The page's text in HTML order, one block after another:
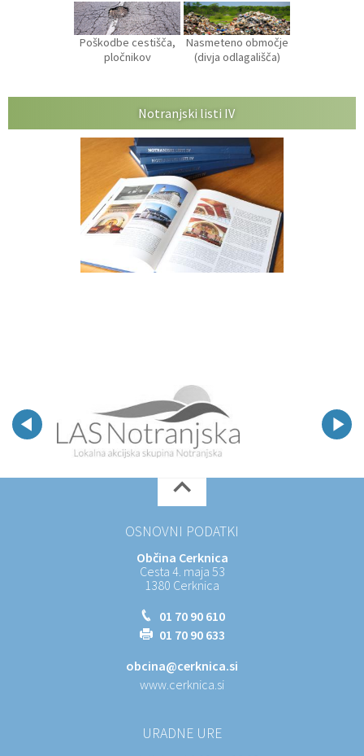
Poškodbe cestišča,
pločnikov
Nasmeteno območje
(divja odlagališča)
Notranjski listi IV
OSNOVNI PODATKI
Občina Cerknica
Cesta 4. maja 53
1380 Cerknica
01 70 90 610
01 70 90 633
obcina@cerknica.si
www.cerknica.si
URADNE URE